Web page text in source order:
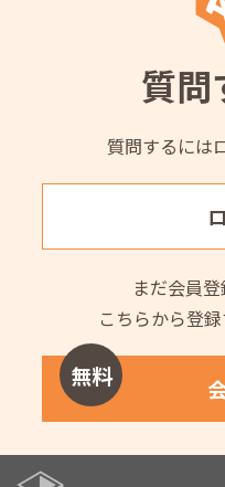
質問
質問するには
まだ会員
こちらから登
無料